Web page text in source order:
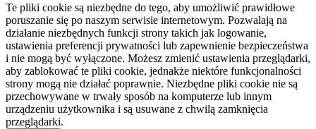
Te pliki cookie są niezbędne do tego, aby umożliwić prawidłowe
poruszanie się po naszym serwisie internetowym. Pozwalają na
działanie niezbędnych funkcji strony takich jak logowanie,
ustawienia preferencji prywatności lub zapewnienie bezpieczeństwa
i nie mogą być wyłączone. Możesz zmienić ustawienia przeglądarki,
aby zablokować te pliki cookie, jednakże niektóre funkcjonalności
strony mogą nie działać poprawnie. Niezbędne pliki cookie nie są
przechowywane w trwały sposób na komputerze lub innym
urządzeniu użytkownika i są usuwane z chwilą zamknięcia
przeglądarki.